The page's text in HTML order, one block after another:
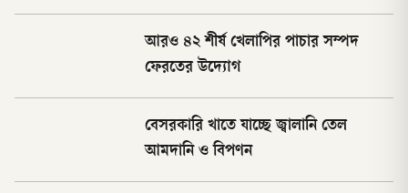
আরও ৪২ শীর্ষ খেলাপির পাচার সম্পদ
ফেরতের উদ্যোগ
বেসরকারি খাতে যাচ্ছে জ্বালানি তেল
আমদানি ও বিপণন